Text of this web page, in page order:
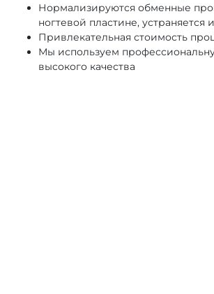
Нормализируются обменные
ногтевой пластине, устраняется
Привлекательная стоимость
Мы используем
высокого качества